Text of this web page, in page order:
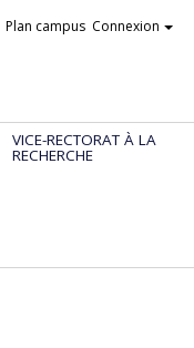
Plan campus Connexion
VICE-RECTORAT À LA
RECHERCHE